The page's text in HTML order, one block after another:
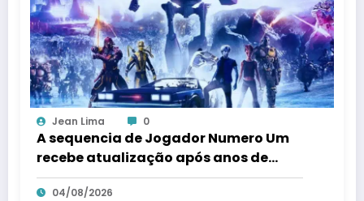
Jean Lima 0
A sequencia de Jogador Numero Um
recebe atualização após anos de
silencio
04/08/2026